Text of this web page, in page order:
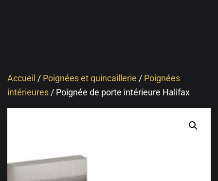
Accueil / Poignées et quincaillerie / Poignées
intérieures / Poignée de porte intérieure Halifax